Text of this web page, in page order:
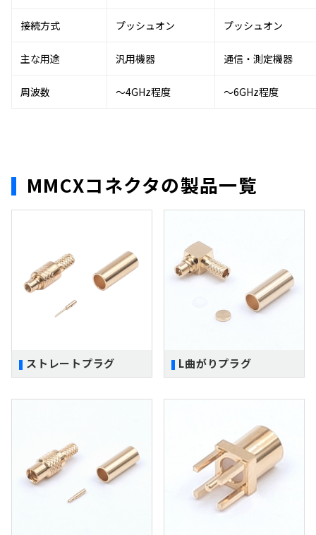
接続方式 プッシュオン プッシュオン
主な用途 汎用機器 通信・測定機器
周波数 ～4GHz程度 ～6GHz程度
MMCXコネクタの製品一覧
ストレートプラグ L曲がりプラグ